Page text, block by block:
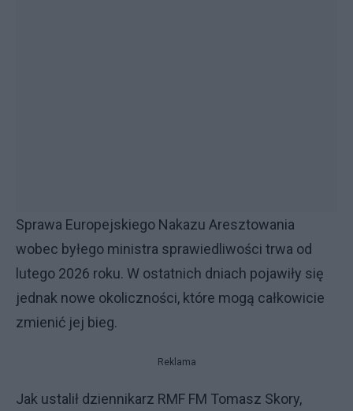
Sprawa Europejskiego Nakazu Aresztowania
wobec byłego ministra sprawiedliwości trwa od
lutego 2026 roku. W ostatnich dniach pojawiły się
jednak nowe okoliczności, które mogą całkowicie
zmienić jej bieg.
Reklama
Jak ustalił dziennikarz RMF FM Tomasz Skory,